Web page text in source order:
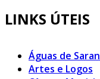
LINKS ÚTEIS
Águas de
Artes e Logos